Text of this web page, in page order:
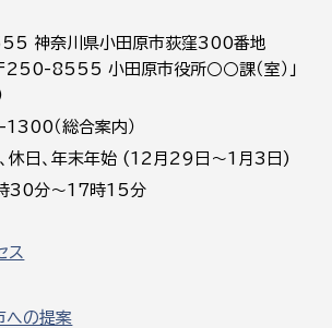
神奈川県小田原市荻窪300番地
250-8555 小田原市役所○○課（室）」
（総合案内）
休日、年末年始 (12月29日～1月3日)
30分～17時15分
ス
への提案